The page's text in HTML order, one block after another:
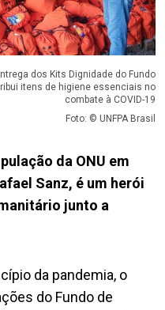
dos Kits Dignidade do Fundo
itens de higiene essenciais no
combate à COVID-19
Foto: © UNFPA Brasil
da ONU em
Sanz, é um herói
junto a
da pandemia, o
do Fundo de